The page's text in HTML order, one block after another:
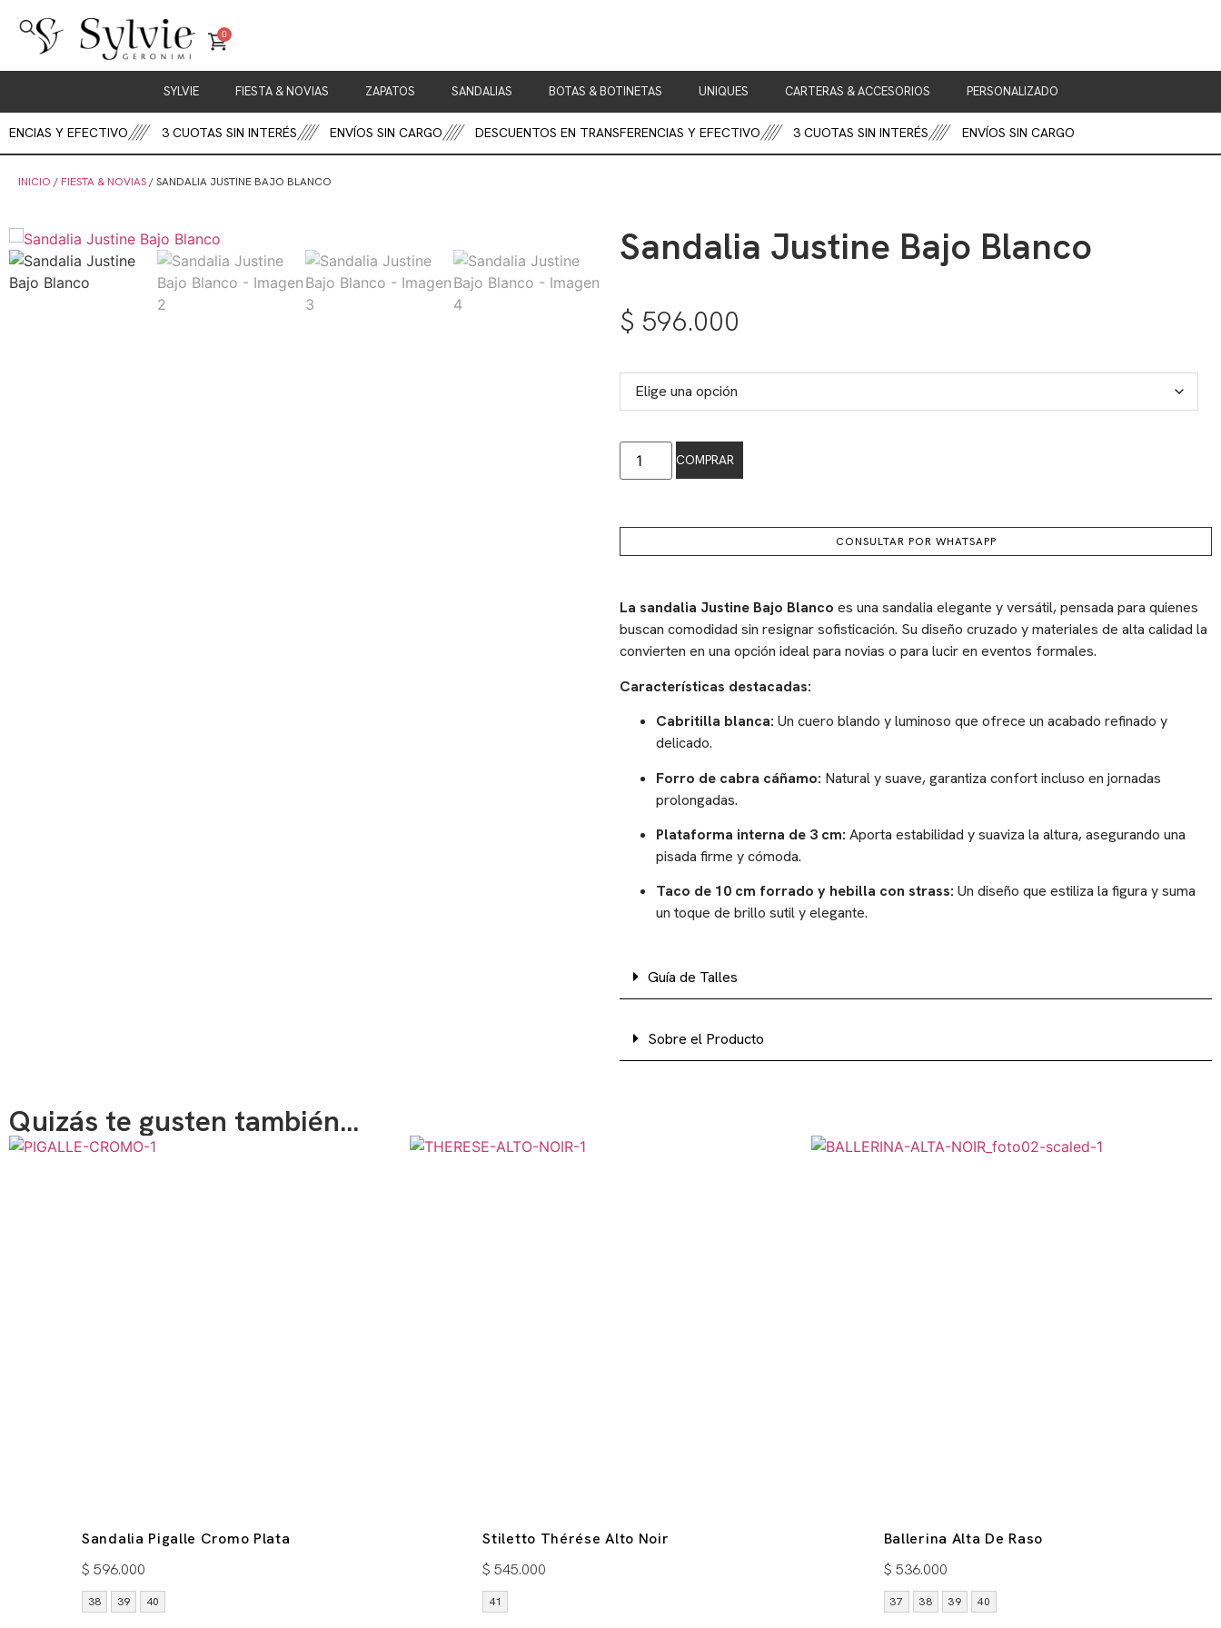
0
SYLVIE FIESTA & NOVIAS ZAPATOS SANDALIAS BOTAS & BOTINETAS UNIQUES CARTERAS & ACCESORIOS PERSONALIZADO
Y EFECTIVO 3 CUOTAS SIN INTERÉS ENVÍOS SIN CARGO DESCUENTOS EN TRANSFERENCIAS Y EFECTIVO 3 CUOTAS SIN INTERÉS ENVÍOS SIN CARGO
INICIO / FIESTA & NOVIAS/ SANDALIA JUSTINE BAJO BLANCO
Sandalia Justine Bajo Blanco
$ 596.000
COMPRAR
CONSULTAR POR WHATSAPP
La sandalia Justine Bajo Blanco es una sandalia elegante y versátil, pensada para quienes
buscan comodidad sin resignar sofisticación. Su diseño cruzado y materiales de alta calidad la
convierten en una opción ideal para novias o para lucir en eventos formales.
Características destacadas:
Cabritilla blanca: Un cuero blando y luminoso que ofrece un acabado refinado y
delicado.
Forro de cabra cáñamo: Natural y suave, garantiza confort incluso en jornadas
prolongadas.
Plataforma interna de 3 cm: Aporta estabilidad y suaviza la altura, asegurando una
pisada firme y cómoda.
Taco de 10 cm forrado y hebilla con strass: Un diseño que estiliza la figura y suma
un toque de brillo sutil y elegante.
Guía de Talles
Sobre el Producto
Quizás te gusten también...
Sandalia Pigalle Cromo Plata
$ 596.000
38 39 40
Stiletto Thérése Alto Noir
$ 545.000
41
Ballerina Alta De Raso
$ 536.000
37 38 39 40